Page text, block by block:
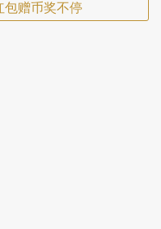
包赠币奖不停